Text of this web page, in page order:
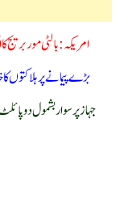
امریکہ : بالٹی مور
بڑے پیمانے پر ہلاکتوں
جہاز پر سوار بشمول دو